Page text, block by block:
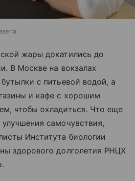
жары докатились до
В Москве на вокзалах
с питьевой водой, а
и кафе с хорошим
чтобы охладиться. Что еще
самочувствия,
Института биологии
здорового долголетия РНЦХ